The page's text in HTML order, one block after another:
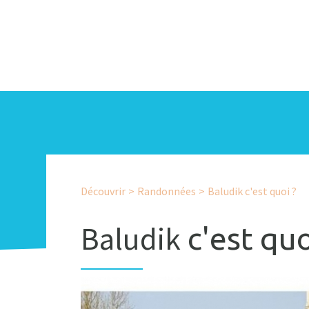
Découvrir > Randonnées > Baludik c'est quoi ?
Baludik c'est